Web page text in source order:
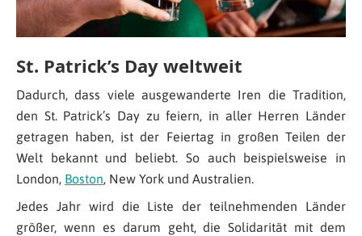
St. Patrick’s Day weltweit
Dadurch, dass viele ausgewanderte Iren die Tradition,
den St. Patrick’s Day zu feiern, in aller Herren Länder
getragen haben, ist der Feiertag in großen Teilen der
Welt bekannt und beliebt. So auch beispielsweise in
London, Boston, New York und Australien.
Jedes Jahr wird die Liste der teilnehmenden Länder
größer, wenn es darum geht, die Solidarität mit dem